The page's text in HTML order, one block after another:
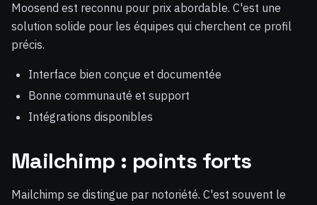
Moosend est reconnu pour prix abordable. C'est une
solution solide pour les équipes qui cherchent ce profil
précis.
Interface bien conçue et documentée
Bonne communauté et support
Intégrations disponibles
Mailchimp : points forts
Mailchimp se distingue par notoriété. C'est souvent le